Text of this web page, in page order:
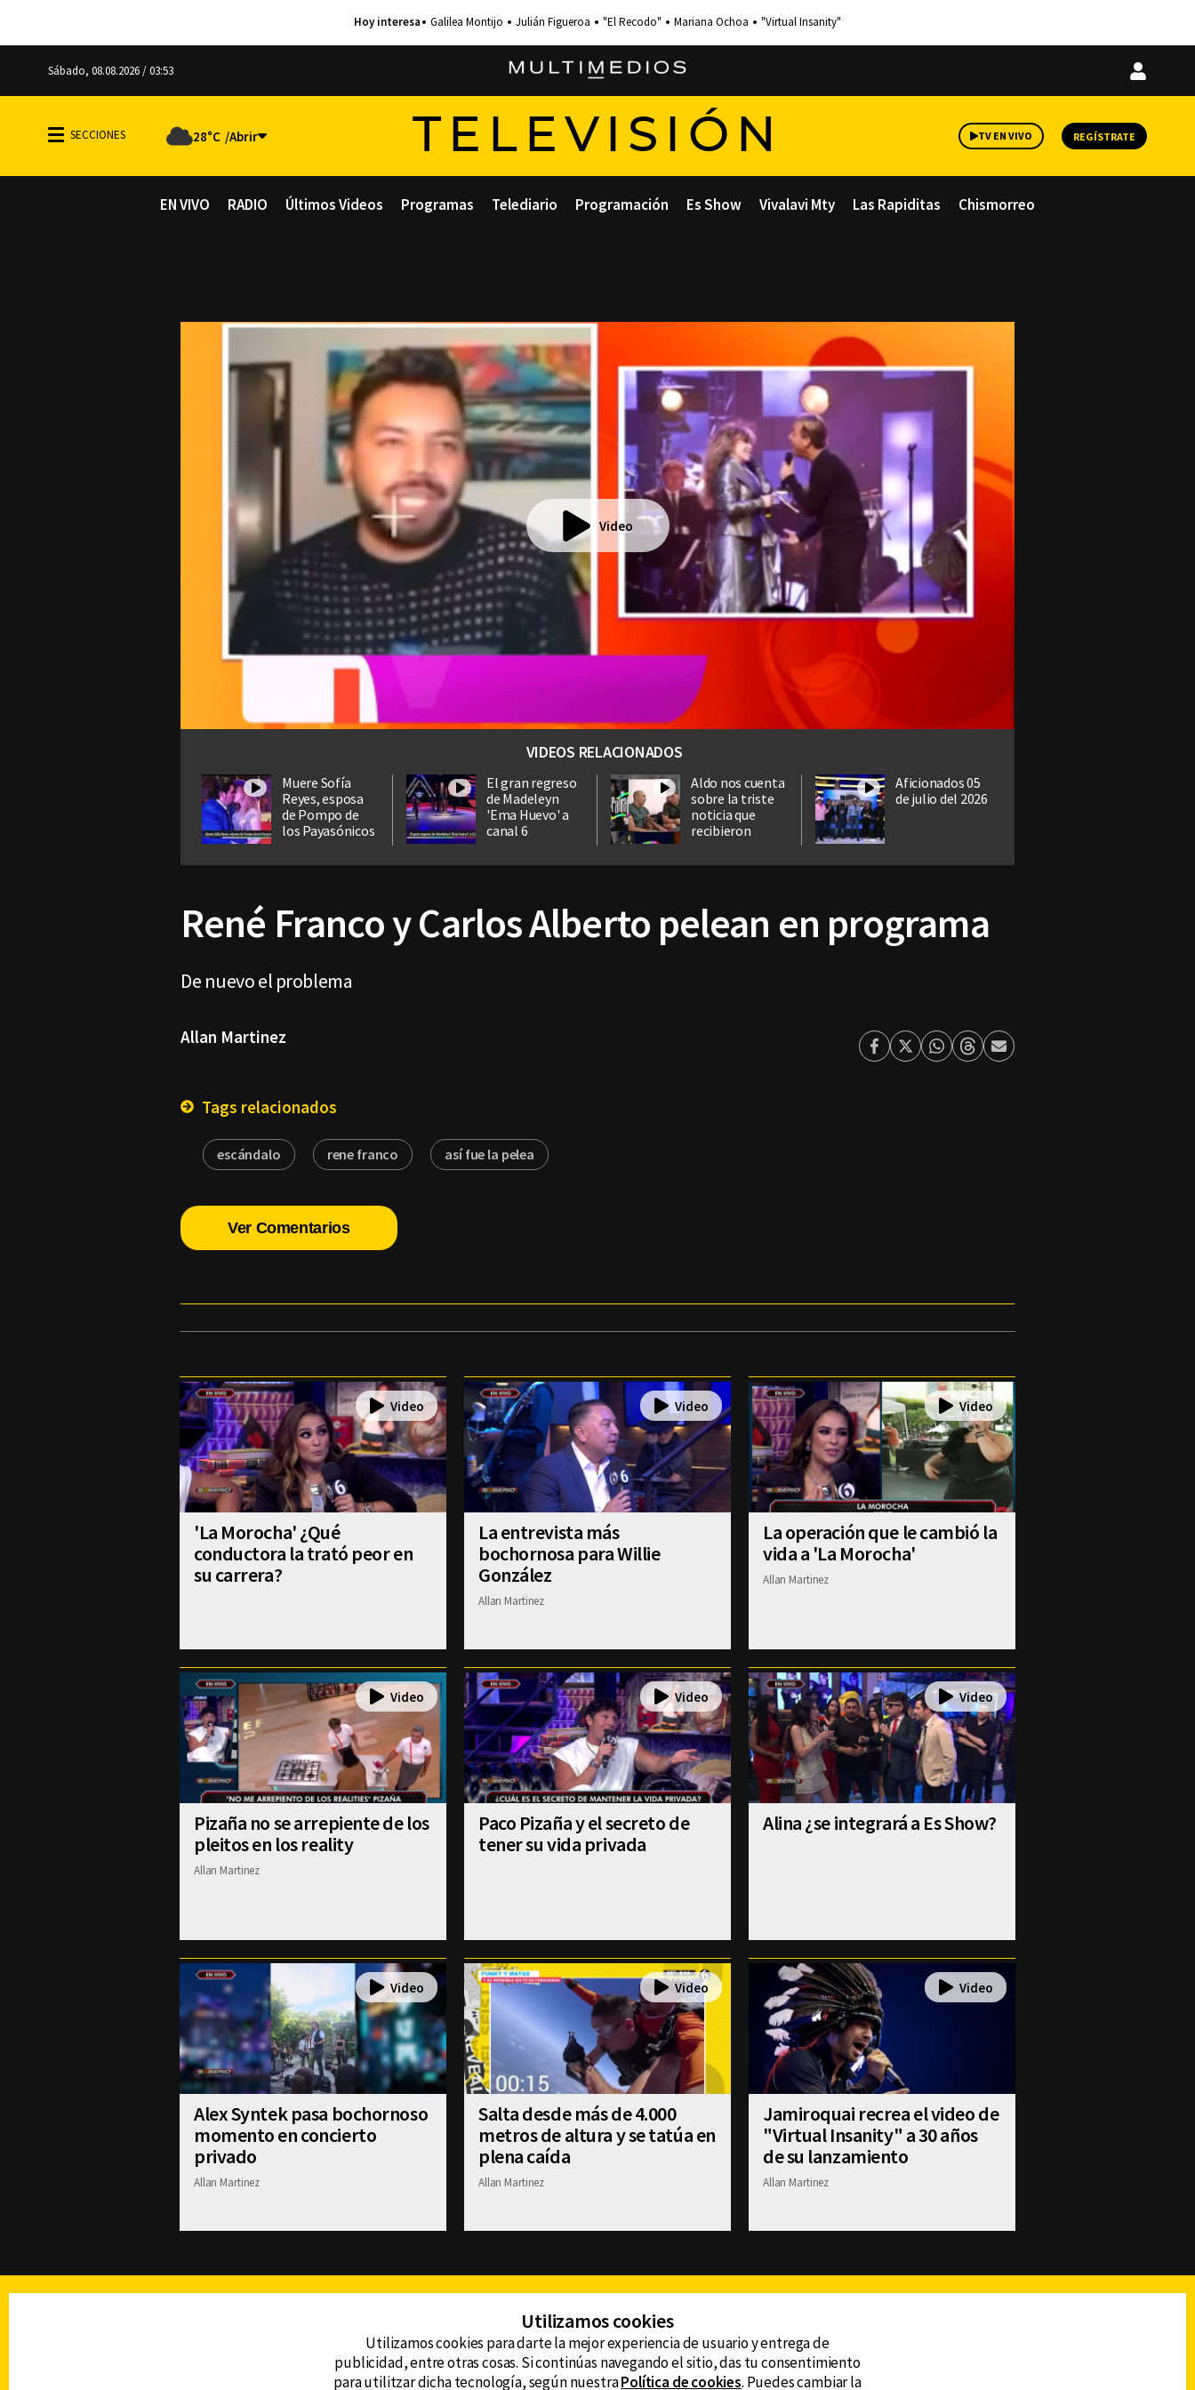
Galilea Montijo Julián Figueroa "El Recodo" Mariana Ochoa "Virtual Insanity"
Sábado, 08.08.2026 / 03:53
Iniciar
28°C TELEVISIÓN TV EN VIVO REGÍSTRATE
EN VIVO RADIO Últimos Videos Programas Telediario Programación Es Show Vivalavi Mty Las Rapiditas Chismorreo
Video
VIDEOS RELACIONADOS
Muere Sofía
Reyes, esposa
de Pompo de
los Payasónicos
El gran regreso
de Madeleyn
'Ema Huevo' a
canal 6
Aldo nos cuenta
sobre la triste
noticia que
recibieron
Aficionados 05
de julio del 2026
René Franco y Carlos Alberto pelean en programa
De nuevo el problema
Allan Martinez
Facebook
TwitterWhatsapp
ThreadsEnviar
Tags relacionados
escándalo rene franco así fue la pelea
Ver Comentarios
'La Morocha' ¿Qué
conductora la trató peor en
su carrera?
La entrevista más
bochornosa para Willie
González
Allan Martinez
La operación que le cambió la
vida a 'La Morocha'
Allan Martinez
Pizaña no se arrepiente de los
pleitos en los reality
Allan Martinez
Paco Pizaña y el secreto de
tener su vida privada
Alina ¿se integrará a Es Show?
Alex Syntek pasa bochornoso
momento en concierto
privado
Allan Martinez
Salta desde más de 4.000
metros de altura y se tatúa en
plena caída
Allan Martinez
Jamiroquai recrea el video de
"Virtual Insanity" a 30 años
de su lanzamiento
Allan Martinez
DERECHOS RESERVADOS © CANAL 6 2026
CONTACTO
AVISO DE PRIVACIDAD
Utilizamos cookies
Utilizamos cookies para darte la mejor experiencia de usuario y entrega de
publicidad, entre otras cosas. Si continúas navegando el sitio, das tu consentimiento
para utilitzar dicha tecnología, según nuestraPolítica de cookies. Puedes cambiar la